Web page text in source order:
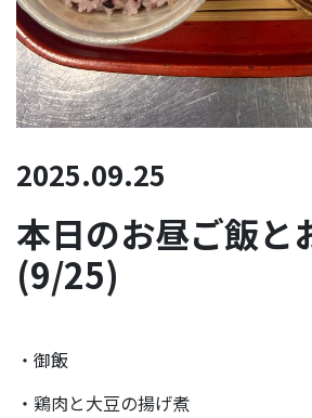
2025.09.25
本日のお昼ご飯と
(9/25)
・御飯
・鶏肉と大豆の揚げ煮